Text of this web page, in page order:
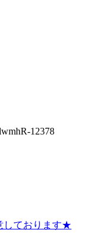
12378
しております★